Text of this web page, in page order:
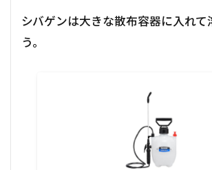
シバゲンは大きな散布容器に入れて
う。